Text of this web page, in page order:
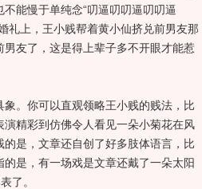
能慢于单纯念“叨逼叨叨逼叨叨逼
礼上，王小贱帮着黄小仙挤兑前男友那
友了，这是得上辈子多不开眼才能惹
。你可以直观领略王小贱的贱法，比
精彩到仿佛令人看见一朵小菊花在风
是，文章还自创了好多肢体语言，比
是，有一场戏是文章还戴了一朵太阳
了。